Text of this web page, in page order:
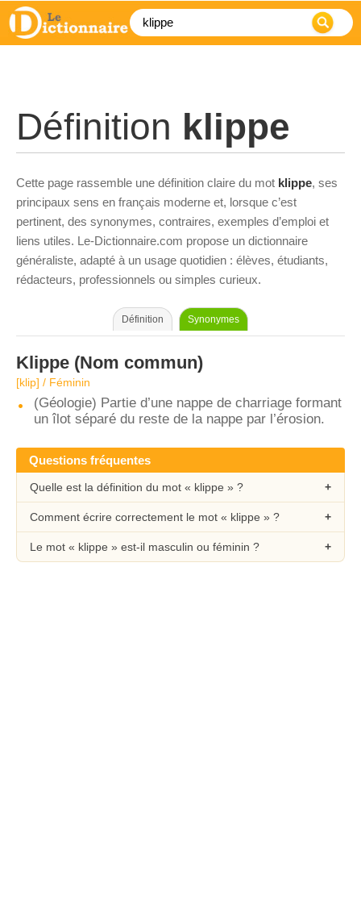
Définition klippe
Cette page rassemble une définition claire du mot klippe, ses
principaux sens en français moderne et, lorsque c’est
pertinent, des synonymes, contraires, exemples d’emploi et
liens utiles. Le-Dictionnaire.com propose un dictionnaire
généraliste, adapté à un usage quotidien : élèves, étudiants,
rédacteurs, professionnels ou simples curieux.
Définition Synonymes
Klippe (Nom commun)
[klip] / Féminin
(Géologie) Partie d’une nappe de charriage formant
un îlot séparé du reste de la nappe par l’érosion.
Questions fréquentes
Quelle est la définition du mot « klippe » ?
Comment écrire correctement le mot « klippe » ?
Le mot « klippe » est-il masculin ou féminin ?